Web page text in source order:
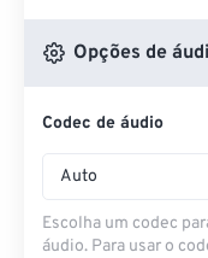
Do
Opções de
Codec de áudio
Auto
Escolha um codec
áudio. Para usar o